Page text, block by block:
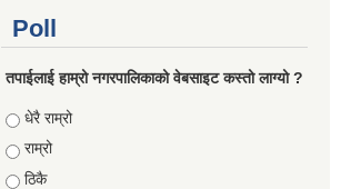
Poll
तपाईलाई हाम्रो नगरपालिकाको वेबसाइट कस्तो लाग्यो ?
Choices
धेरै राम्रो
राम्रो
ठिकै